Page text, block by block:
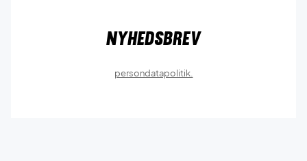
Nyhedsbrev
persondatapolitik.